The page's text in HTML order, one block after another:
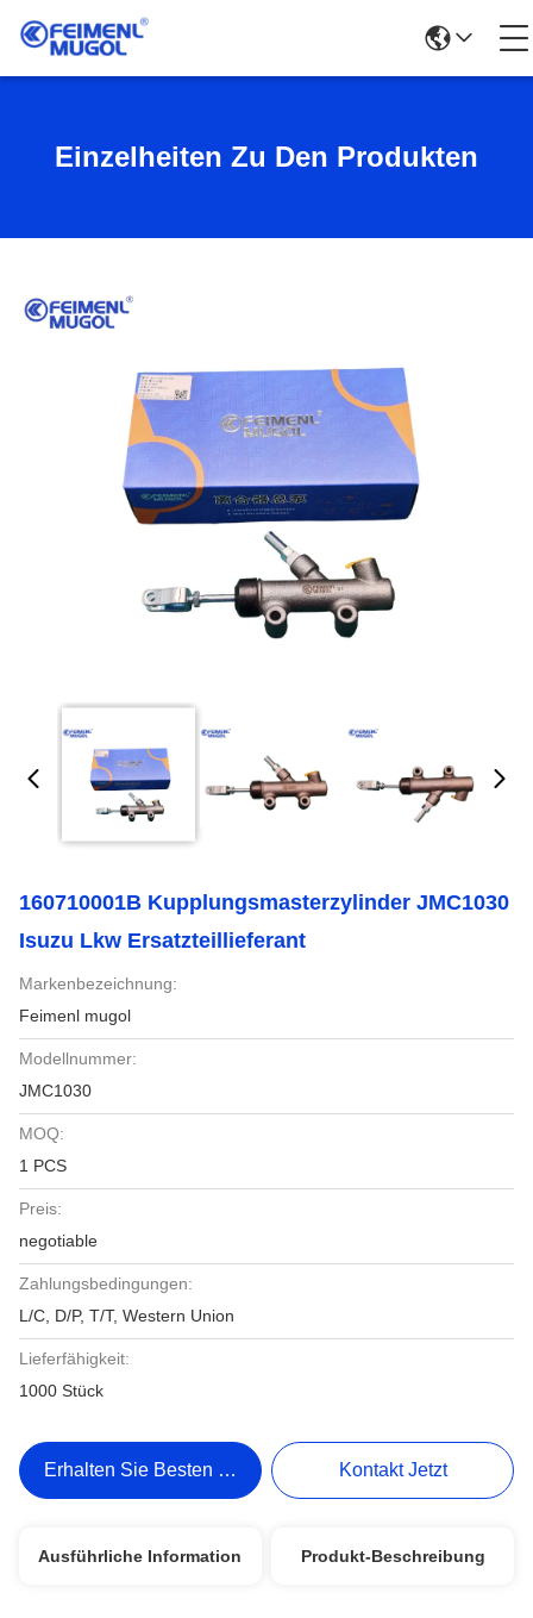
Einzelheiten Zu Den Produkten
160710001B Kupplungsmasterzylinder JMC1030
Isuzu Lkw Ersatzteillieferant
Markenbezeichnung:
Feimenl mugol
Modellnummer:
JMC1030
MOQ:
1 PCS
Preis:
negotiable
Zahlungsbedingungen:
L/C, D/P, T/T, Western Union
Lieferfähigkeit:
1000 Stück
Erhalten Sie Besten Preis Kontakt Jetzt
Ausführliche Information Produkt-Beschreibung